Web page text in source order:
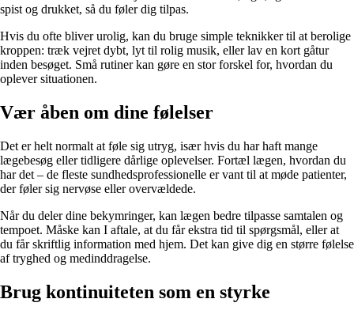
spist og drukket, så du føler dig tilpas.
Hvis du ofte bliver urolig, kan du bruge simple teknikker til at berolige
kroppen: træk vejret dybt, lyt til rolig musik, eller lav en kort gåtur
inden besøget. Små rutiner kan gøre en stor forskel for, hvordan du
oplever situationen.
Vær åben om dine følelser
Det er helt normalt at føle sig utryg, især hvis du har haft mange
lægebesøg eller tidligere dårlige oplevelser. Fortæl lægen, hvordan du
har det – de fleste sundhedsprofessionelle er vant til at møde patienter,
der føler sig nervøse eller overvældede.
Når du deler dine bekymringer, kan lægen bedre tilpasse samtalen og
tempoet. Måske kan I aftale, at du får ekstra tid til spørgsmål, eller at
du får skriftlig information med hjem. Det kan give dig en større følelse
af tryghed og medinddragelse.
Brug kontinuiteten som en styrke